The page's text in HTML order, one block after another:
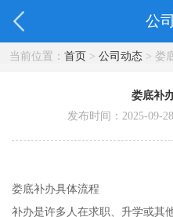
公
当前位置： 首页> 公司动态> 娄
娄底补
发布时间：2025-
娄底补办具体流程
补办是许多人在求职、升学或其